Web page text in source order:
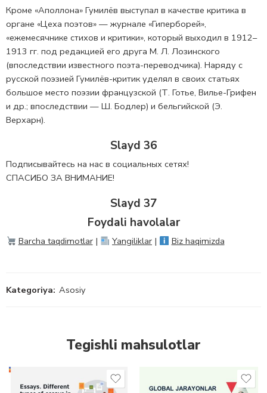
Кроме «Аполлона» Гумилёв выступал в качестве критика в
органе «Цеха поэтов» — журнале «Гиперборей»,
«ежемесячнике стихов и критики», который выходил в 1912–
1913 гг. под редакцией его друга М. Л. Лозинского
(впоследствии известного поэта-переводчика). Наряду с
русской поэзией Гумилёв-критик уделял в своих статьях
большое место поэзии французской (Т. Готье, Вилье-Грифен
и др.; впоследствии — Ш. Бодлер) и бельгийской (Э.
Верхарн).
Slayd 36
Подписывайтесь на нас в социальных сетях!
СПАСИБО ЗА ВНИМАНИЕ!
Slayd 37
Foydali havolalar
Barcha taqdimotlar| Yangiliklar | Biz haqimizda
Kategoriya: Asosiy
Tegishli mahsulotlar